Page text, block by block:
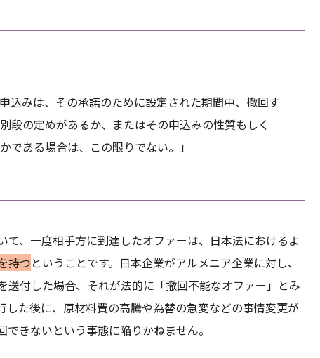
込みは、その承諾のために設定された期間中、撤回す
段の定めがあるか、またはその申込みの性質もしく
である場合は、この限りでない。」
、一度相手方に到達したオファーは、日本法におけるよ
持つということです。日本企業がアルメニア企業に対し、
付した場合、それが法的に「撤回不能なオファー」とみ
た後に、原材料費の高騰や為替の急変などの事情変更が
きないという事態に陥りかねません。